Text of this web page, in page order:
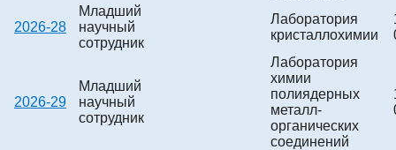
2026-28
Младший
научный
сотрудник
Лаборатория
кристаллохимии
2026-29
Младший
научный
сотрудник
Лаборатория
химии
полиядерных
металл-
органических
соединений